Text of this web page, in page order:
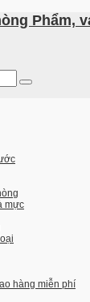
mực